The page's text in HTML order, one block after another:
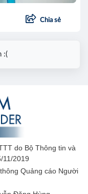
Chia sẻ
:(
do Bộ Thông tin và
11/2019
Quảng cáo Người